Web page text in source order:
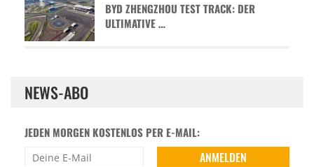
BYD ZHENGZHOU TEST TRACK: DER
ULTIMATIVE …
NEWS-ABO
JEDEN MORGEN KOSTENLOS PER E-MAIL: